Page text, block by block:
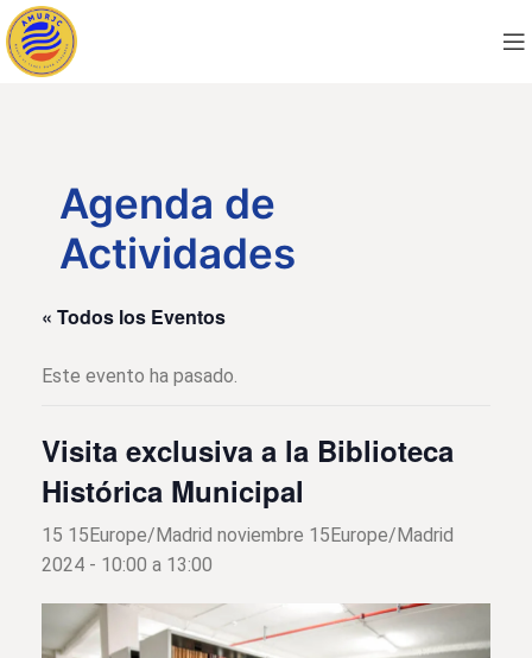
Agenda de
Actividades
« Todos los Eventos
Este evento ha pasado.
Visita exclusiva a la Biblioteca
Histórica Municipal
15 15Europe/Madrid noviembre 15Europe/Madrid
2024 - 10:00 a 13:00